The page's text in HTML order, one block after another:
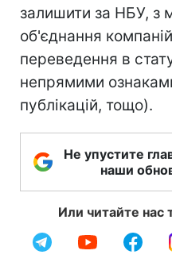
залишити за НБУ, з
об'єднання
переведення в
непрямими
публікацій, тощо).
Не упустите
наши
Или читайте нас